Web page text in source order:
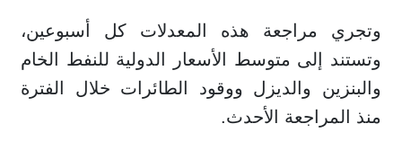
وتجري مراجعة هذه المعدلات كل أسبوعين،
وتستند إلى متوسط الأسعار الدولية للنفط الخام
والبنزين والديزل ووقود الطائرات خلال الفترة
منذ المراجعة الأحدث.